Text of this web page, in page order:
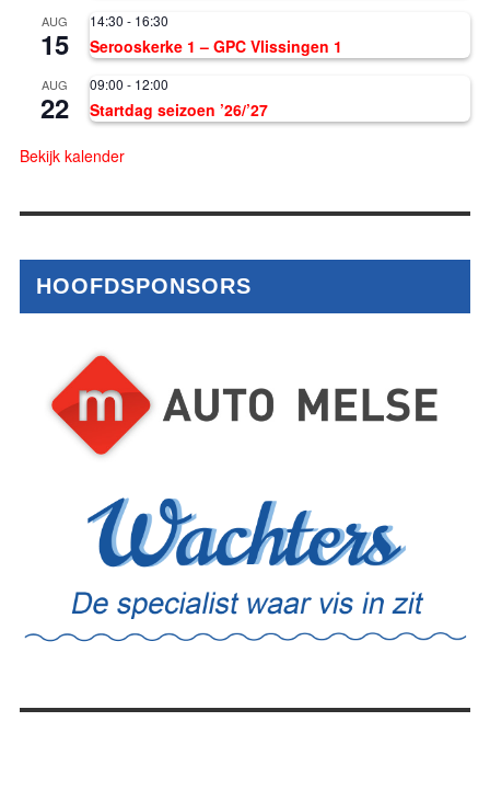
AUG
15
14:30 - 16:30
Serooskerke 1 – GPC Vlissingen 1
AUG
22
09:00 - 12:00
Startdag seizoen ’26/’27
Bekijk kalender
HOOFDSPONSORS